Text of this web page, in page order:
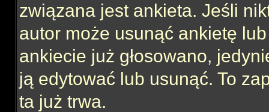
związana jest ankieta. Jeśli
autor może usunąć ankietę
ankiecie już głosowano,
ją edytować lub usunąć. To
ta już trwa.